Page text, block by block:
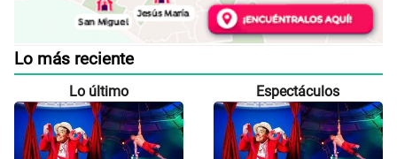
Lo más reciente
Lo último Espectáculos